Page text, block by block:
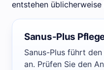
entstehen
Sanus-Plus
Sanus-Plus führt
an. Prüfen Sie den